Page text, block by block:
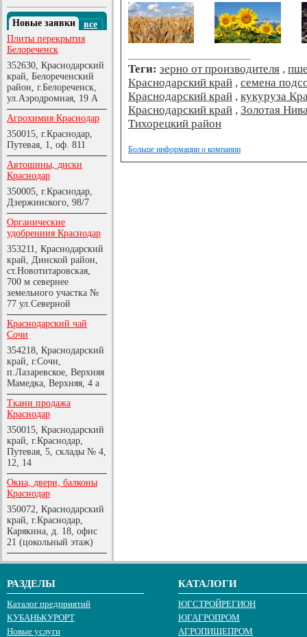
Новые заявки
все
Плиты перекрытия
Белореченск
352630, Краснодарский
край, Белореченский
район, г.Белореченск,
ул.Аэродромная, 19 А
Агрохимия Краснодар
350015, г.Краснодар,
Путевая, 1, оф. 811
Автошины, диски
Краснодар
350005, г.Краснодар,
Дзержинского, 98/7
Органические
удобрениия Краснодар
353211, Краснодарский
край, Динской район,
ст.Новотитаровская,
700 м севернее
земельного участка №
77 ул.Северной
Краснодарский чай
Сочи
354218, Краснодарский
край, г.Сочи,
п.Лазаревское, Верхняя
Мамедка, Верхняя, 4 а
Ткани продажа
Краснодар
350015, Краснодарский
край, г.Краснодар,
Путевая, 5, склады № 4,
12, 14
Окна, двери, балконы
Краснодар
350072, Краснодарский
край, г.Краснодар,
Карякина, д. 18, офис
21 (цокольный этаж)
Теги: зерно от производителя ,
Краснодарский край , семена
Краснодарский край , кукуруза
Краснодарский край , Золотая
Тихорецкий район
Больше информации о компании
РАЗДЕЛЫ
Каталог предприятий
КУБАНЬКУРОРТ
Новые услуги
КАТАЛОГИ
ЮГСТРОЙРЕГИОН
ЮГАГРОПРОМ
АГРОПИЩЕПРОМ